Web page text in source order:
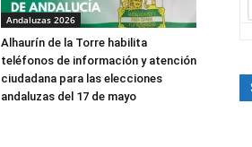
Andaluzas 2026
Alhaurín de la Torre habilita
teléfonos de información y atención
ciudadana para las elecciones
andaluzas del 17 de mayo